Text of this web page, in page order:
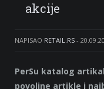
akcije
NAPISAO RETAIL.RS -
PerSu katalog
povoljne artikle i